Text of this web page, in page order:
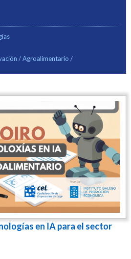
Agroalimentario
en IA para el sector